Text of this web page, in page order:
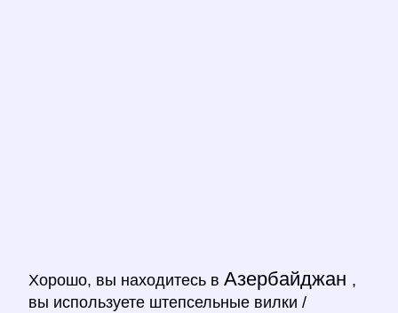
Хорошо, вы находитесь в Азербайджан ,
вы используете штепсельные вилки /